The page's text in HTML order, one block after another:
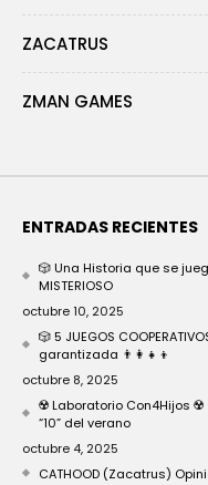
ZACATRUS
ZMAN GAMES
ENTRADAS RECIENTES
🎲 Una Historia que se
MISTERIOSO
octubre 10, 2025
🎲 5 JUEGOS
garantizada 👨‍👩‍👧‍👦
octubre 8, 2025
☢️ Laboratorio Con4Hijos ☢️
“10” del verano
octubre 4, 2025
CATHOOD (Zacatrus)